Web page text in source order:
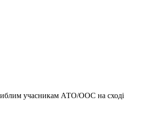
учасникам АТО/ООС на сході